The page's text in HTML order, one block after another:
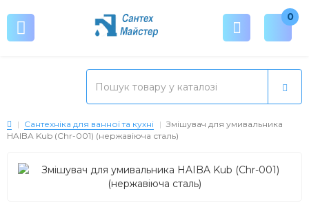
0
Сантехніка для ванної та кухні
Змішувач для умивальника
HAIBA Kub (Chr-001) (нержавіюча сталь)